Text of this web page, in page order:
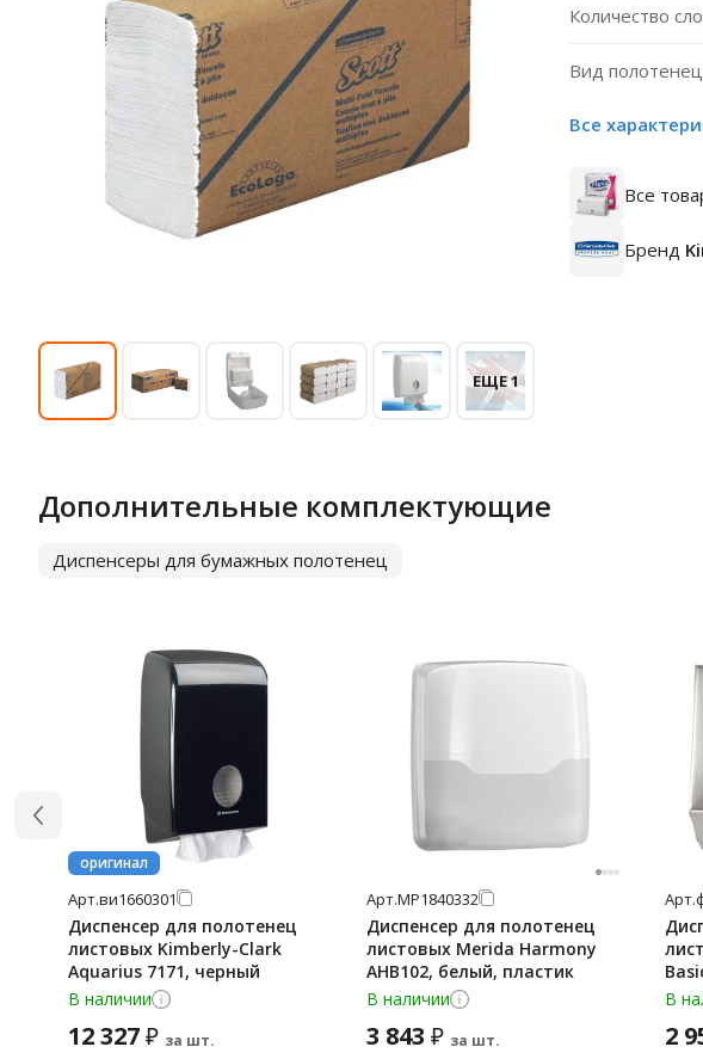
ЕЩЕ 1
Количество
Вид полотенец
Все
Все
Бренд
Дополнительные комплектующие
Диспенсеры для бумажных полотенец
оригинал
Арт.ви1660301
Диспенсер для полотенец
листовых Kimberly-Clark
Aquarius 7171, черный
В наличии
12 327₽ за шт.
Арт.МР1840332
Диспенсер для полотенец
листовых Merida Harmony
AHB102, белый, пластик
В наличии
3 843 ₽ за шт.
Арт.
В
2